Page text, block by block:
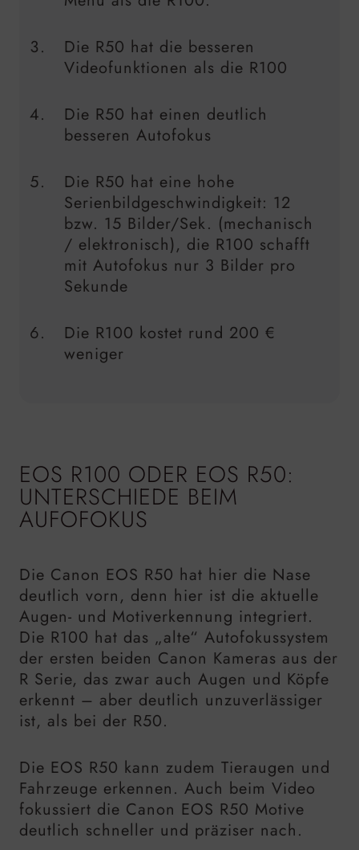
Die R50 hat die besseren
Videofunktionen als die R100
Die R50 hat einen deutlich
besseren Autofokus
Die R50 hat eine hohe
Serienbildgeschwindigkeit: 12
bzw. 15 Bilder/Sek. (mechanisch
/ elektronisch), die R100 schafft
mit Autofokus nur 3 Bilder pro
Sekunde
Die R100 kostet rund 200 €
weniger
EOS R100 ODER EOS R50:
UNTERSCHIEDE BEIM
AUFOFOKUS
Die Canon EOS R50 hat hier die Nase
deutlich vorn, denn hier ist die aktuelle
Augen- und Motiverkennung integriert.
Die R100 hat das „alte“ Autofokussystem
der ersten beiden Canon Kameras aus der
R Serie, das zwar auch Augen und Köpfe
erkennt – aber deutlich unzuverlässiger
ist, als bei der R50.
Die EOS R50 kann zudem Tieraugen und
Fahrzeuge erkennen. Auch beim Video
fokussiert die Canon EOS R50 Motive
deutlich schneller und präziser nach.